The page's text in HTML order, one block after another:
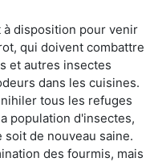
disposition pour venir
qui doivent combattre
et autres insectes
dans les cuisines.
tous les refuges
population d'insectes,
de nouveau saine.
des fourmis, mais